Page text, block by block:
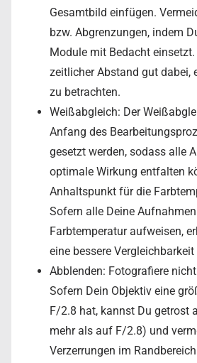
Gesamtbild einfügen.
bzw. Abgrenzungen, indem
Module mit Bedacht
zeitlicher Abstand gut dabei,
zu betrachten.
Weißabgleich: Der
Anfang des
gesetzt werden, sodass alle
optimale Wirkung entfalten
Anhaltspunkt für die
Sofern alle Deine
Farbtemperatur aufweisen,
eine bessere
Abblenden: Fotografiere
Sofern Dein Objektiv eine
F/2.8 hat, kannst Du getrost
mehr als auf F/2.8) und
Verzerrungen im